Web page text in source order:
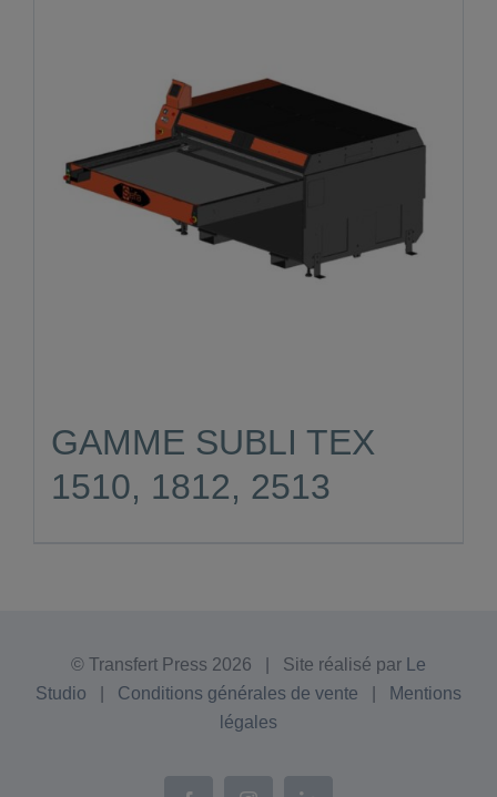
GAMME SUBLI TEX
1510, 1812, 2513
© Transfert Press 2026 | Site réalisé par
Le
Studio
Conditions générales de vente
Mentions
légales